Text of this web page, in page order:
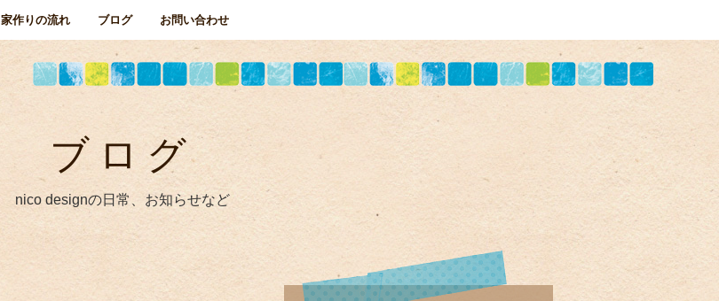
家作りの流れ ブログ お問い合わせ
ブログ
nico designの日常、お知らせなど